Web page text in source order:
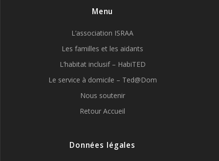
Menu
L’association ISRAA
Les familles et les aidants
L’habitat inclusif – HabiTED
Le service à domicile – Ted@Dom
Nous soutenir
Retour Accueil
Données légales